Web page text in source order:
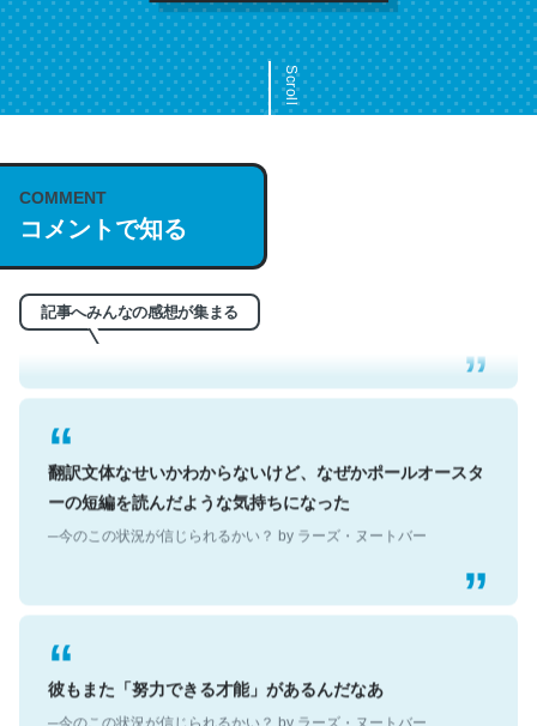
Scroll
COMMENT
コメントで知る
記事へみんなの感想が集まる
これは名文。彼はとてもクレバーなんだろうなと凄く思
う。英語少しでも読める人は原文もお勧め。自分はこの流
れ好き。Let’s Fucking Go. Then Covid hit. Shit.
─今のこの状況が信じられるかい？ by ラーズ・ヌートバー
翻訳文体なせいかわからないけど、なぜかポールオースタ
ーの短編を読んだような気持ちになった
─今のこの状況が信じられるかい？ by ラーズ・ヌートバー
彼もまた「努力できる才能」があるんだなあ
─今のこの状況が信じられるかい？ by ラーズ・ヌートバー